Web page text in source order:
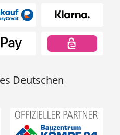
Deutschen